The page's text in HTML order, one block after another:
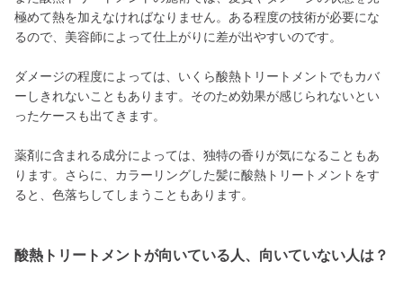
極めて熱を加えなければなりません。ある程度の技術が必要にな
るので、美容師によって仕上がりに差が出やすいのです。
ダメージの程度によっては、いくら酸熱トリートメントでもカバ
ーしきれないこともあります。そのため効果が感じられないとい
ったケースも出てきます。
薬剤に含まれる成分によっては、独特の香りが気になることもあ
ります。さらに、カラーリングした髪に酸熱トリートメントをす
ると、色落ちしてしまうこともあります。
酸熱トリートメントが向いている人、向いていない人は？